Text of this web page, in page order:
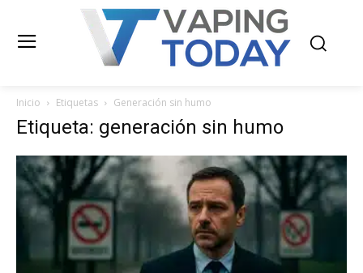
Inicio Etiquetas Generación sin humo
Etiqueta: generación sin humo